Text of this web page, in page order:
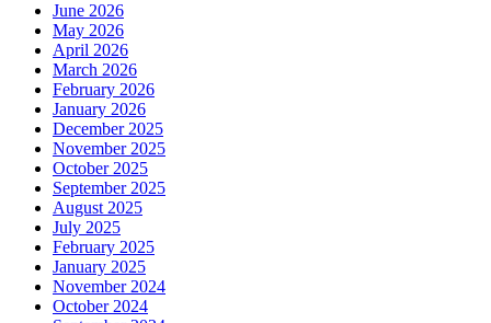
June 2026
May 2026
April 2026
March 2026
February 2026
January 2026
December 2025
November 2025
October 2025
September 2025
August 2025
July 2025
February 2025
January 2025
November 2024
October 2024